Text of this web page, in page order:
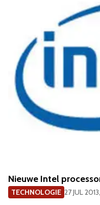
Nieuwe Intel
TECHNOLOGIE 27 JUL